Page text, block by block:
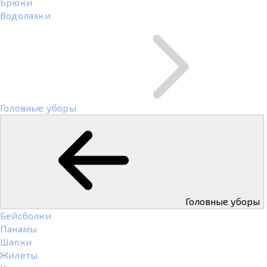
Брюки
Водолазки
Головные уборы
Головные уборы
Бейсболки
Панамы
Шапки
Жилеты